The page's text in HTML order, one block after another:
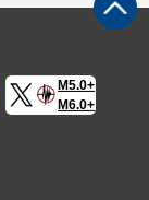
M5.0+
M6.0+